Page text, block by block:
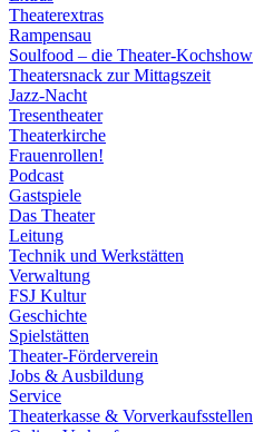
Theaterextras
Rampensau
Soulfood – die Theater-Kochshow
Theatersnack zur Mittagszeit
Jazz-Nacht
Tresentheater
Theaterkirche
Frauenrollen!
Podcast
Gastspiele
Das Theater
Leitung
Technik und Werkstätten
Verwaltung
FSJ Kultur
Geschichte
Spielstätten
Theater-Förderverein
Jobs & Ausbildung
Service
Theaterkasse & Vorverkaufsstellen